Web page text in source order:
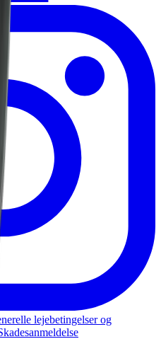
lejebetingelser og